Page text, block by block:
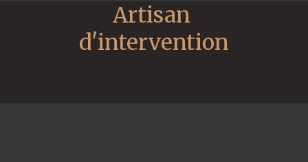
Artisan
d'intervention